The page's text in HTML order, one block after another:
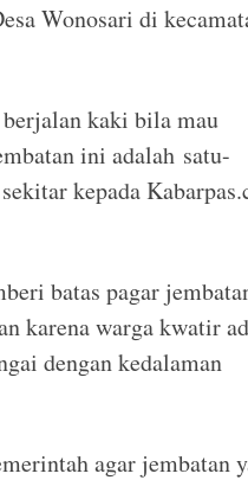
Wonosari di
kaki bila mau
ini adalah satu-
kepada
batas pagar
karena warga kwatir
dengan kedalaman
agar jembatan